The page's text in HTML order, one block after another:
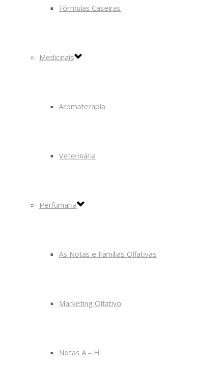
Fórmulas Caseiras
Medicinais
Aromaterapia
Veterinária
Perfumaria
As Notas e Famílias Olfativas
Marketing Olfativo
Notas A – H